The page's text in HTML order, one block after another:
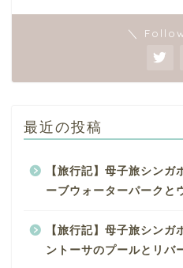
＼
最近の投稿
【旅行記】母子旅シン
ーブウォーターパークと
【旅行記】母子旅シン
ントーサのプールとリバ